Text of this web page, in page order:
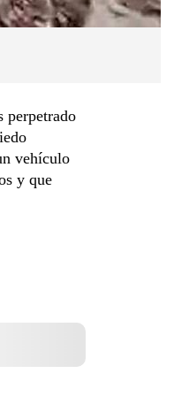
perpetrado
vehículo
y que